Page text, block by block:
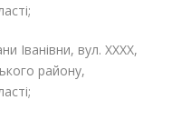
Іванівни, вул. ХХХХ,
району,